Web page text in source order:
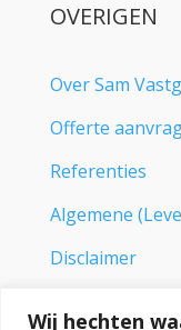
Wij hechten
OVERIGEN
Over Sam
Offerte
Referenties
Algemene
Disclaimer
ADRES